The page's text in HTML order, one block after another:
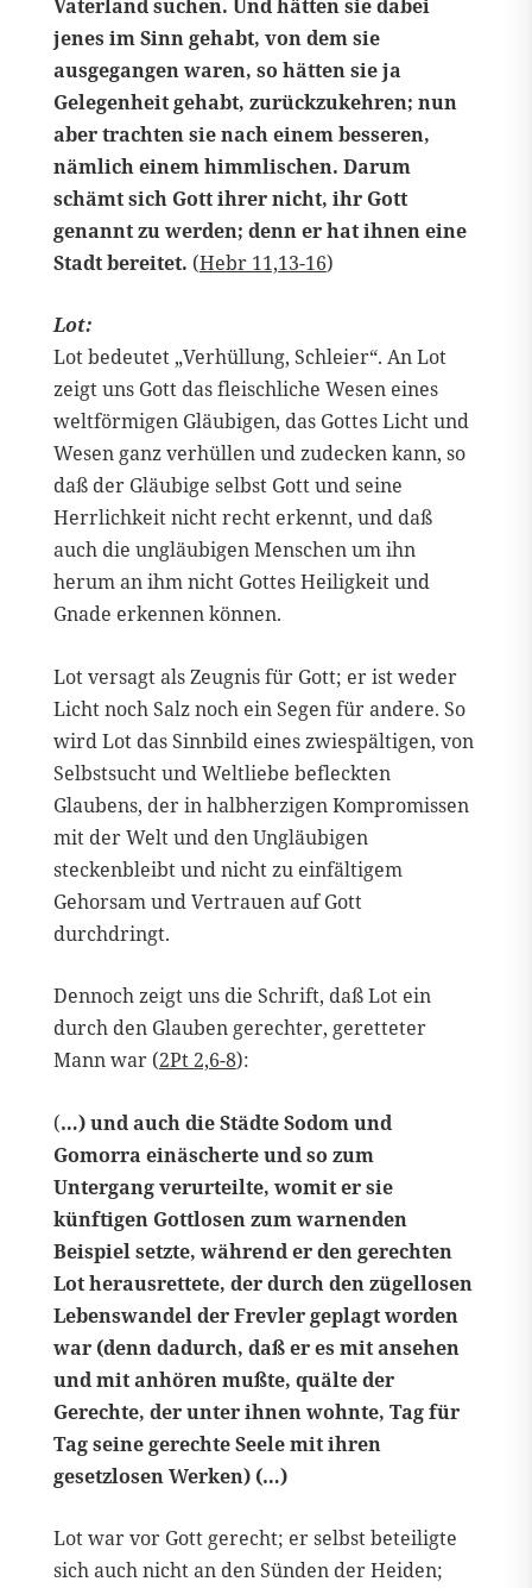
Vaterland suchen. Und hätten sie dabei
jenes im Sinn gehabt, von dem sie
ausgegangen waren, so hätten sie ja
Gelegenheit gehabt, zurückzukehren; nun
aber trachten sie nach einem besseren,
nämlich einem himmlischen. Darum
schämt sich Gott ihrer nicht, ihr Gott
genannt zu werden; denn er hat ihnen eine
Stadt bereitet. (Hebr 11,13-16)
Lot:
Lot bedeutet „Verhüllung, Schleier“. An Lot
zeigt uns Gott das fleischliche Wesen eines
weltförmigen Gläubigen, das Gottes Licht und
Wesen ganz verhüllen und zudecken kann, so
daß der Gläubige selbst Gott und seine
Herrlichkeit nicht recht erkennt, und daß
auch die ungläubigen Menschen um ihn
herum an ihm nicht Gottes Heiligkeit und
Gnade erkennen können.
Lot versagt als Zeugnis für Gott; er ist weder
Licht noch Salz noch ein Segen für andere. So
wird Lot das Sinnbild eines zwiespältigen, von
Selbstsucht und Weltliebe befleckten
Glaubens, der in halbherzigen Kompromissen
mit der Welt und den Ungläubigen
steckenbleibt und nicht zu einfältigem
Gehorsam und Vertrauen auf Gott
durchdringt.
Dennoch zeigt uns die Schrift, daß Lot ein
durch den Glauben gerechter, geretteter
Mann war (2Pt 2,6-8):
(…) und auch die Städte Sodom und
Gomorra einäscherte und so zum
Untergang verurteilte, womit er sie
künftigen Gottlosen zum warnenden
Beispiel setzte, während er den gerechten
Lot herausrettete, der durch den zügellosen
Lebenswandel der Frevler geplagt worden
war (denn dadurch, daß er es mit ansehen
und mit anhören mußte, quälte der
Gerechte, der unter ihnen wohnte, Tag für
Tag seine gerechte Seele mit ihren
gesetzlosen Werken) (…)
Lot war vor Gott gerecht; er selbst beteiligte
sich auch nicht an den Sünden der Heiden;